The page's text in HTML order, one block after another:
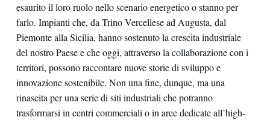
esaurito il loro ruolo nello scenario energetico o stanno per
farlo. Impianti che, da Trino Vercellese ad Augusta, dal
Piemonte alla Sicilia, hanno sostenuto la crescita industriale
del nostro Paese e che oggi, attraverso la collaborazione con i
territori, possono raccontare nuove storie di sviluppo e
innovazione sostenibile. Non una fine, dunque, ma una
rinascita per una serie di siti industriali che potranno
trasformarsi in centri commerciali o in aree dedicate all’high-